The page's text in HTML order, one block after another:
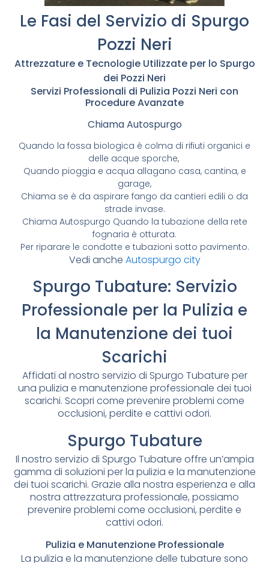
Le Fasi del Servizio di Spurgo
Pozzi Neri
Attrezzature e Tecnologie Utilizzate per lo Spurgo
dei Pozzi Neri
Servizi Professionali di Pulizia Pozzi Neri con
Procedure Avanzate
Chiama Autospurgo
Quando la fossa biologica è colma di rifiuti organici e
delle acque sporche,
Quando pioggia e acqua allagano casa, cantina, e
garage,
Chiama se è da aspirare fango da cantieri edili o da
strade invase.
Chiama Autospurgo Quando la tubazione della rete
fognaria è otturata.
Per riparare le condotte e tubazioni sotto pavimento.
Vedi anche Autospurgo city
Spurgo Tubature: Servizio
Professionale per la Pulizia e
la Manutenzione dei tuoi
Scarichi
Affidati al nostro servizio di Spurgo Tubature per
una pulizia e manutenzione professionale dei tuoi
scarichi. Scopri come prevenire problemi come
occlusioni, perdite e cattivi odori.
Spurgo Tubature
Il nostro servizio di Spurgo Tubature offre un’ampia
gamma di soluzioni per la pulizia e la manutenzione
dei tuoi scarichi. Grazie alla nostra esperienza e alla
nostra attrezzatura professionale, possiamo
prevenire problemi come occlusioni, perdite e
cattivi odori.
Pulizia e Manutenzione Professionale
La pulizia e la manutenzione delle tubature sono